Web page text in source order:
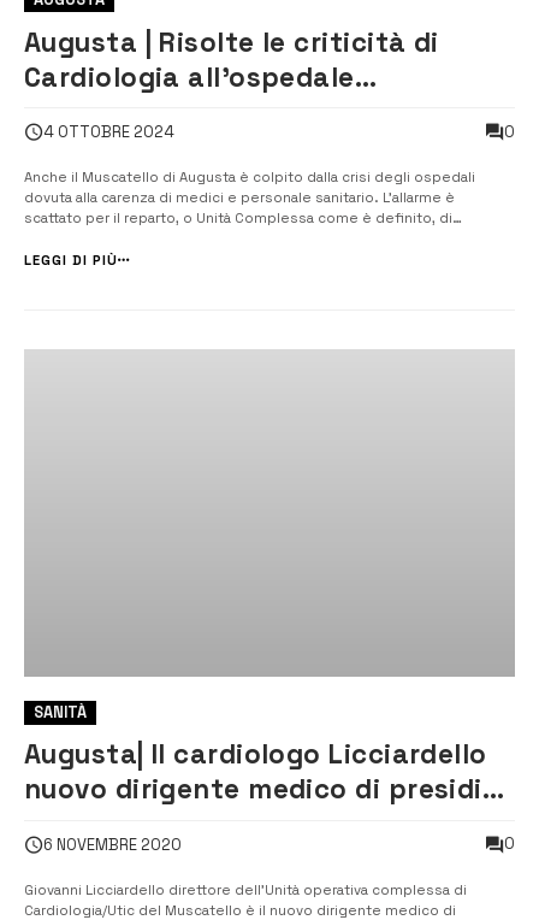
Augusta | Risolte le criticità di
Cardiologia all’ospedale
chiusura del reparto
4 OTTOBRE 2024 0
Anche il Muscatello di Augusta è colpito dalla crisi degli ospedali
dovuta alla carenza di medici e personale sanitario. L’allarme è
scattato per il reparto, o Unità Complessa come è definito, di
assegnati all’Unità. Nel reparto, al momento, anche per qualche
LEGGI DI PIÙ
SANITÀ
Augusta| Il cardiologo Licciardello
nuovo dirigente medico di presidio
6 NOVEMBRE 2020 0
Giovanni Licciardello direttore dell’Unità operativa complessa di
Cardiologia/Utic del Muscatello è il nuovo dirigente medico di